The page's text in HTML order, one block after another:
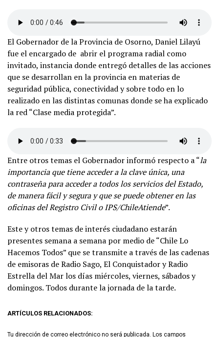
El Gobernador de la Provincia de Osorno, Daniel Lilayú
fue el encargado de abrir el programa radial como
invitado, instancia donde entregó detalles de las acciones
que se desarrollan en la provincia en materias de
seguridad pública, conectividad y sobre todo en lo
realizado en las distintas comunas donde se ha explicado
la red “Clase media protegida”.
Entre otros temas el Gobernador informó respecto a “la
importancia que tiene acceder a la clave única, una
contraseña para acceder a todos los servicios del Estado,
de manera fácil y segura y que se puede obtener en las
oficinas del Registro Civil o IPS/ChileAtiende”.
Este y otros temas de interés ciudadano estarán
presentes semana a semana por medio de “Chile Lo
Hacemos Todos” que se transmite a través de las cadenas
de emisoras de Radio Sago, El Conquistador y Radio
Estrella del Mar los días miércoles, viernes, sábados y
domingos. Todos durante la jornada de la tarde.
ARTÍCULOS RELACIONADOS:
Tu dirección de correo electrónico no será publicada. Los campos